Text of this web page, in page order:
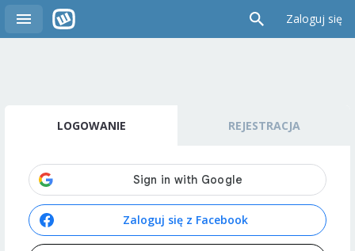
Zaloguj się
LOGOWANIE REJESTRACJA
Zaloguj się z Facebook